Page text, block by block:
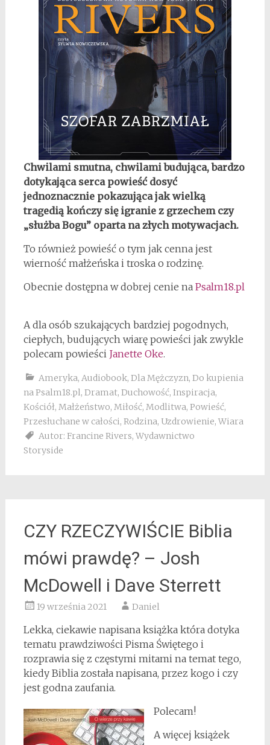
Chwilami smutna, chwilami budująca, bardzo
dotykająca serca powieść dosyć
jednoznacznie pokazująca jak wielką
tragedią kończy się igranie z grzechem czy
„służba Bogu” oparta na złych motywacjach.
To również powieść o tym jak cenna jest
wierność małżeńska i troska o rodzinę.
Obecnie dostępna w dobrej cenie na Psalm18.pl
A dla osób szukających bardziej pogodnych,
ciepłych, budujących wiarę powieści jak zwykle
polecam powieści Janette Oke.
Ameryka, Audiobook, Dla Mężczyzn, Do kupienia
na Psalm18.pl, Dramat, Duchowość, Inspiracja,
Kościół, Małżeństwo, Miłość, Modlitwa, Powieść,
Przesłuchane w całości, Rodzina, Uzdrowienie, Wiara
Autor: Francine Rivers, Wydawnictwo
Storyside
CZY RZECZYWIŚCIE Biblia
mówi prawdę? – Josh
McDowell i Dave Sterrett
19 września 2021 Daniel
Lekka, ciekawie napisana książka która dotyka
tematu prawdziwości Pisma Świętego i
rozprawia się z częstymi mitami na temat tego,
kiedy Biblia została napisana, przez kogo i czy
jest godna zaufania.
Polecam!
A więcej książek